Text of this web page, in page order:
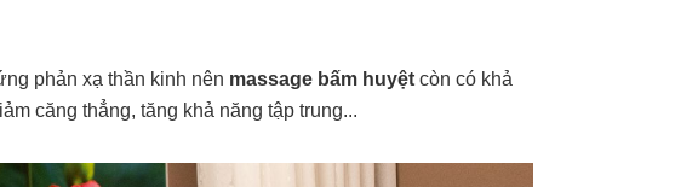
phản xạ thần kinh nên massage bấm huyệt còn có khả
căng thẳng, tăng khả năng tập trung...